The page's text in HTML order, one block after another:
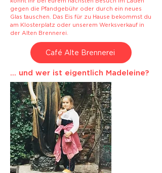
gegen die Pfandgebühr oder durch ein neues
Glas tauschen. Das Eis für zu Hause bekommst du
am Klosterplatz oder unserem Werksverkauf in
der Alten Brennerei.
Café Alte Brennerei
... und wer ist eigentlich Madeleine?